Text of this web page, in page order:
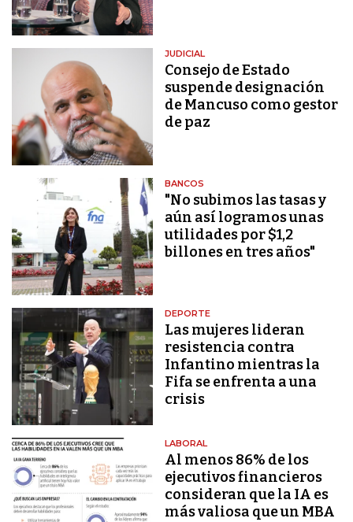
JUDICIAL
Consejo de Estado
suspende designación
de Mancuso como gestor
de paz
BANCOS
"No subimos las tasas y
aún así logramos unas
utilidades por $1,2
billones en tres años"
DEPORTE
Las mujeres lideran
resistencia contra
Infantino mientras la
Fifa se enfrenta a una
crisis
LABORAL
Al menos 86% de los
ejecutivos financieros
consideran que la IA es
más valiosa que un MBA